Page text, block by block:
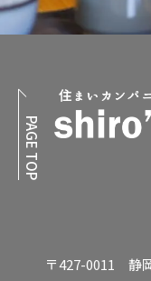
〒427-0011 静
PAGE TOP